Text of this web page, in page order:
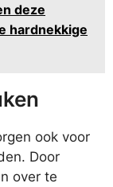
deze
hardnekkige
ook voor
Door
over te